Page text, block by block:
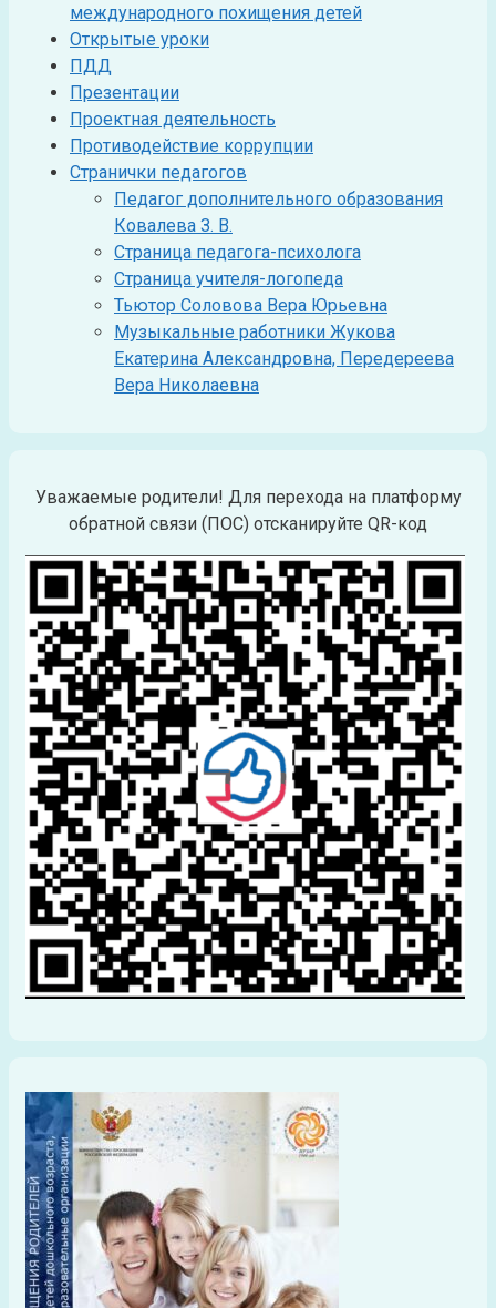
международного похищения детей
Открытые уроки
ПДД
Презентации
Проектная деятельность
Противодействие коррупции
Странички педагогов
Педагог дополнительного образования
Ковалева З. В.
Страница педагога-психолога
Страница учителя-логопеда
Тьютор Соловова Вера Юрьевна
Музыкальные работники Жукова
Екатерина Александровна, Передереева
Вера Николаевна
Уважаемые родители! Для перехода на платформу
обратной связи (ПОС) отсканируйте QR-код